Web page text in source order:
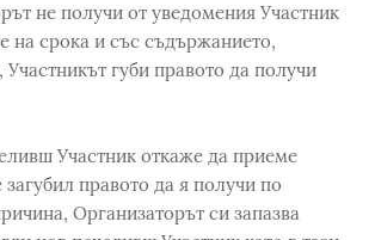
не получи от уведомения Участник
на срока и със съдържанието,
Участникът губи правото да получи
Участник откаже да приеме
загубил правото да я получи по
Организаторът си запазва